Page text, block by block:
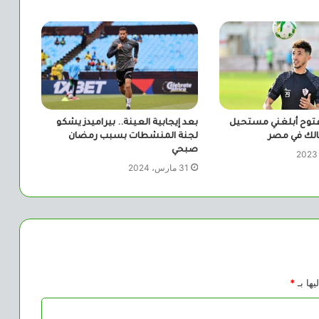
أبلغني مستحيل
في مصر
بعد إيجابية العينة.. بيراميدز يشكو
لجنة المنشطات بسبب رمضان
صبحي
31 مارس، 2024
بـ *